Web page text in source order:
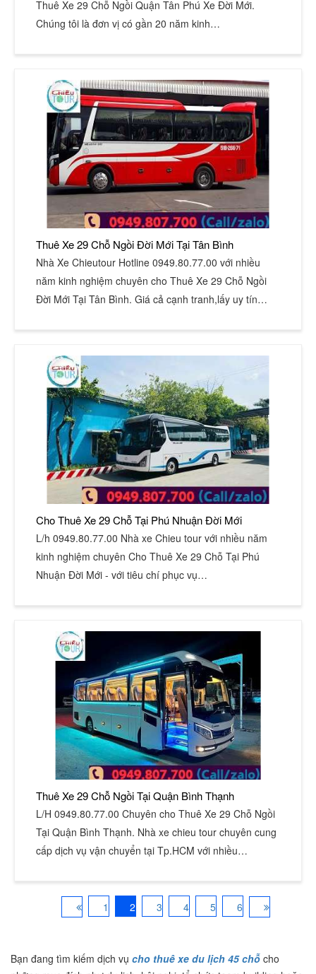
Thuê Xe 29 Chỗ Ngồi Quận Tân Phú Xe Đời Mới.
Chúng tôi là đơn vị có gần 20 năm kinh…
Thuê Xe 29 Chỗ Ngồi Đời Mới Tại Tân Bình
Nhà Xe Chieutour Hotline 0949.80.77.00 với nhiều
năm kinh nghiệm chuyên cho Thuê Xe 29 Chỗ Ngồi
Đời Mới Tại Tân Bình. Giá cả cạnh tranh,lấy uy tín…
Cho Thuê Xe 29 Chỗ Tại Phú Nhuận Đời Mới
L/h 0949.80.77.00 Nhà xe Chieu tour với nhiều năm
kinh nghiệm chuyên Cho Thuê Xe 29 Chỗ Tại Phú
Nhuận Đời Mới - với tiêu chí phục vụ…
Thuê Xe 29 Chỗ Ngồi Tại Quận Bình Thạnh
L/H 0949.80.77.00 Chuyên cho Thuê Xe 29 Chỗ Ngồi
Tại Quận Bình Thạnh. Nhà xe chieu tour chuyên cung
cấp dịch vụ vận chuyển tại Tp.HCM với nhiều…
1 2 3 4 5 6
Bạn đang tìm kiếm dịch vụ cho thuê xe du lịch 45 chỗ cho